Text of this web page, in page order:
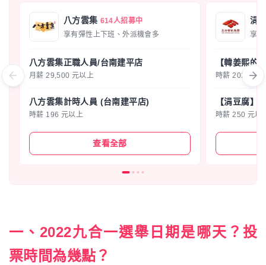
八方雲集 614人招募中
享有彈性上下班、外派機會多
八方雲集正職人員/台南建平店
月薪 29,500 元以上
八方雲集計時人員 (台南建平店)
時薪 196 元以上
查看全部
涓
享
【韓姜熙的
時薪 202 元以
【涓豆腐】
時薪 250 元以
一、2022九合一選舉日期是哪天？投
票時間為幾點？